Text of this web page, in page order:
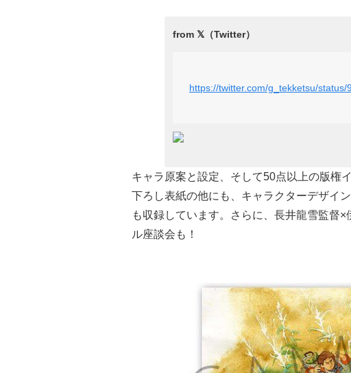
https://twitter.com/g_tekketsu/
キャラ原案と設定、そして50点以上の版権
下ろし表紙の他にも、キャラクターデザイ
も収録しています。さらに、長井龍雪監督
ル座談会も！